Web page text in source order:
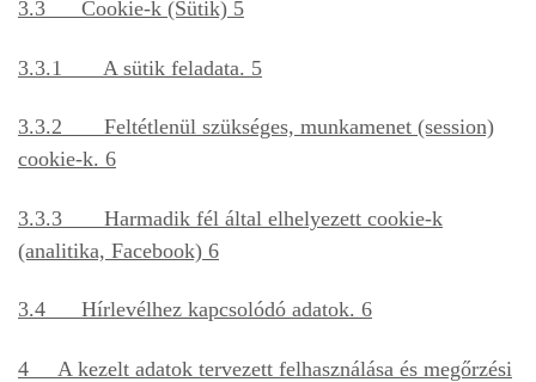
3.3 Cookie-k (Sütik) 5
3.3.1 A sütik feladata. 5
3.3.2 Feltétlenül szükséges, munkamenet (session)
cookie-k. 6
3.3.3 Harmadik fél által elhelyezett cookie-k
(analitika, Facebook) 6
3.4 Hírlevélhez kapcsolódó adatok. 6
4 A kezelt adatok tervezett felhasználása és megőrzési